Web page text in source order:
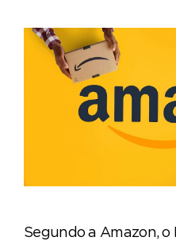
Segundo a Amazon,